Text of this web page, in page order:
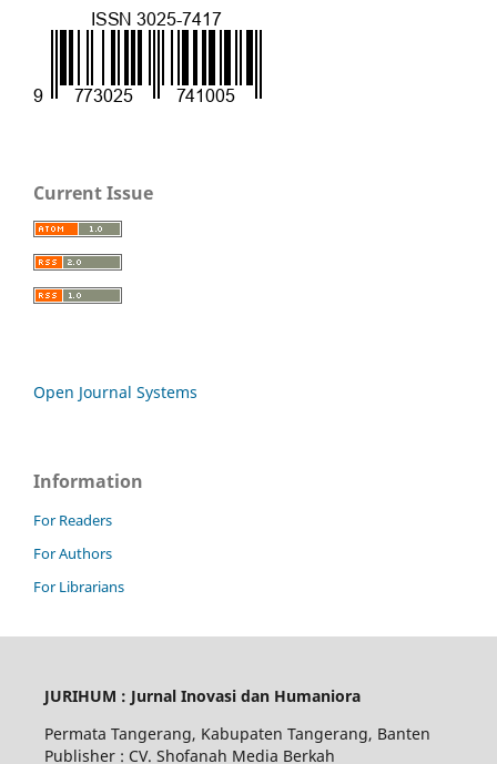
Current Issue
Open Journal Systems
Information
For Readers
For Authors
For Librarians
JURIHUM : Jurnal Inovasi dan Humaniora
Permata Tangerang, Kabupaten Tangerang, Banten
Publisher : CV. Shofanah Media Berkah